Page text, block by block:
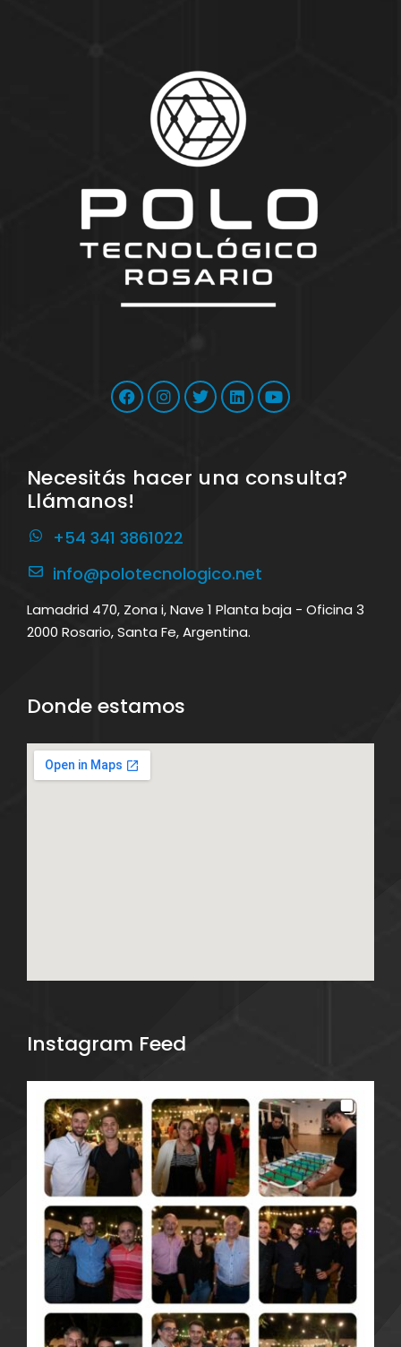
Necesitás hacer una consulta?
Llámanos!
+54 341 3861022
info@polotecnologico.net
Lamadrid 470, Zona i, Nave 1 Planta baja - Oficina 3
2000 Rosario, Santa Fe, Argentina.
Donde estamos
Instagram Feed